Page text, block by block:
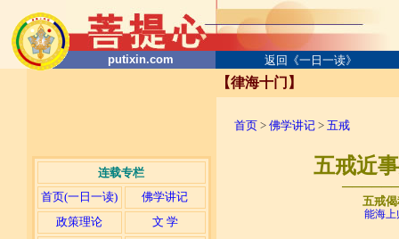
putixin.com 返回《一日一读》
连载专栏
首页(一日一读)
佛学讲记
政策理论
文 学
【律海十门】
首页 > 佛学讲记 > 五戒
五戒近
五戒
能海上